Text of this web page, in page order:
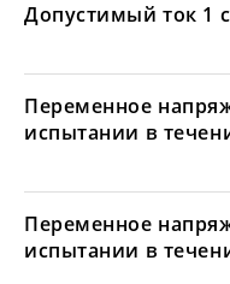
Допустимый ток 1
Переменное
испытании в
Переменное
испытании в